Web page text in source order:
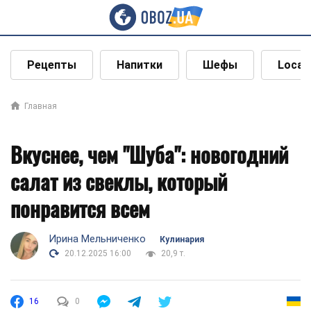
Рецепты Напитки Шефы Local
Главная
Вкуснее, чем "Шуба": новогодний
салат из свеклы, который
понравится всем
Ирина Мельниченко
Кулинария
20.12.2025 16:00
20,9 т.
16 0